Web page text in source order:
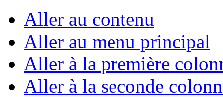
Aller au contenu
Aller au menu principal
Aller à la première
Aller à la seconde